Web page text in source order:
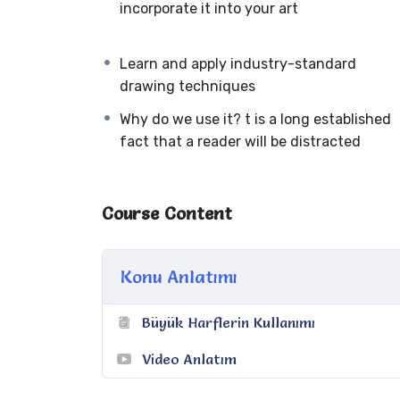
incorporate it into your art
Learn and apply industry-standard
drawing techniques
Why do we use it? t is a long established
fact that a reader will be distracted
Course Content
Konu Anlatımı
Büyük Harflerin Kullanımı
Video Anlatım